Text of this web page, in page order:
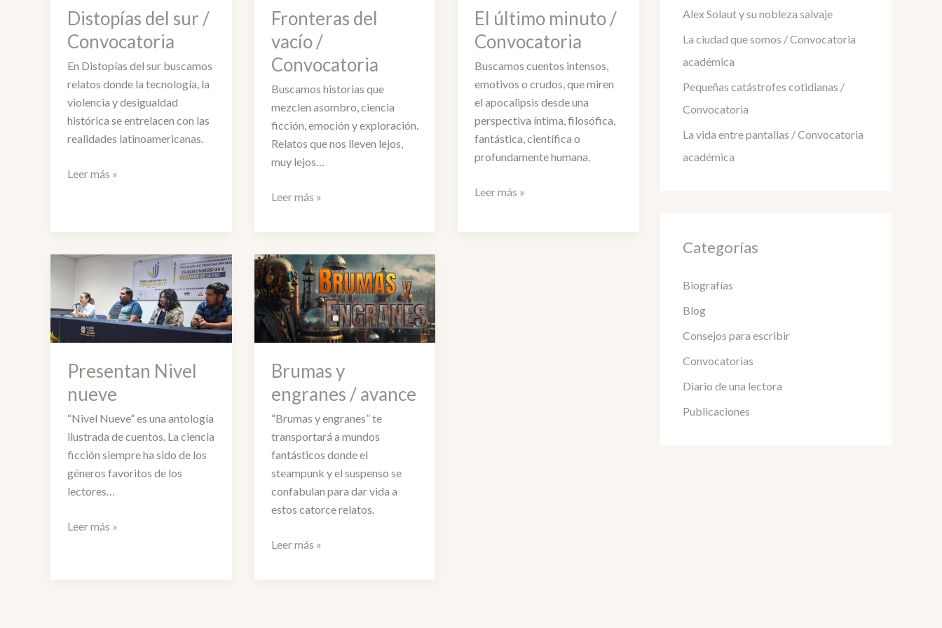
Distopías del sur /
Convocatoria
En Distopías del sur buscamos
relatos donde la tecnología, la
violencia y desigualdad
histórica se entrelacen con las
realidades latinoamericanas.
Distopías
Leer más »
Fronteras del
vacío /
Convocatoria
Buscamos historias que
mezclen asombro, ciencia
ficción, emoción y exploración.
Relatos que nos lleven lejos,
muy lejos…
Fronteras
Convocatoria
Leer más »
El último minuto /
Convocatoria
Buscamos cuentos intensos,
emotivos o crudos, que miren
el apocalipsis desde una
perspectiva íntima, filosófica,
fantástica, científica o
profundamente humana.
El
Leer más »
Presentan Nivel
nueve
“Nivel Nueve” es una antología
ilustrada de cuentos. La ciencia
ficción siempre ha sido de los
géneros favoritos de los
lectores…
Presentan
Leer más »
Brumas y
engranes / avance
“Brumas y engranes” te
transportará a mundos
fantásticos donde el
steampunk y el suspenso se
confabulan para dar vida a
estos catorce relatos.
Brumas
Leer más »
Alex Solaut y su nobleza salvaje
La ciudad que somos / Convocatoria
académica
Pequeñas catástrofes cotidianas /
Convocatoria
La vida entre pantallas / Convocatoria
académica
Categorías
Biografías
Blog
Consejos para escribir
Convocatorias
Diario de una lectora
Publicaciones